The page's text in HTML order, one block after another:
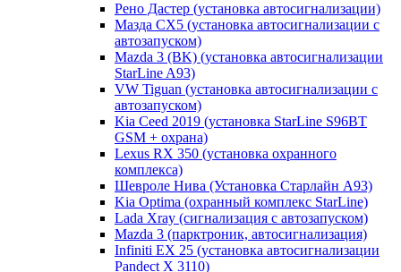
Рено Дастер (установка автосигнализации)
Мазда CХ5 (установка автосигнализации с
автозапуском)
Mazda 3 (BK) (установка автосигнализации
StarLine A93)
VW Tiguan (установка автосигнализации с
автозапуском)
Kia Ceed 2019 (установка StarLine S96BT
GSM + охрана)
Lexus RX 350 (установка охранного
комплекса)
Шевроле Нива (Установка Старлайн А93)
Kia Optima (охранный комплекс StarLine)
Lada Xray (сигнализация с автозапуском)
Mazda 3 (парктроник, автосигнализация)
Infiniti EX 25 (установка автосигнализации
Pandect X 3110)